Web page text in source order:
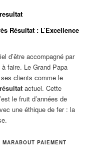
Résultat : L’Excellence
d’être accompagné par
faire. Le Grand Papa
clients comme le
actuel. Cette
le fruit d’années de
une éthique de fer : la
PAIEMENT